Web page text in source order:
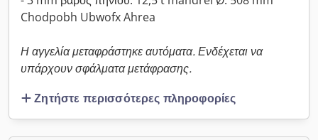
Chodpobh Ubwofx Ahrea
Η αγγελία μεταφράστηκε αυτόματα. Ενδέχεται να
υπάρχουν σφάλματα μετάφρασης.
Ζητήστε περισσότερες πληροφορίες